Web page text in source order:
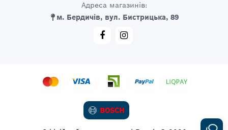
Адреса магазинів:
м. Бердичів, вул. Бистрицька, 89